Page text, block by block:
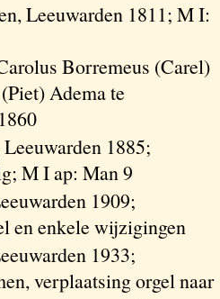
Leeuwarden 1811; M I:
Borremeus (Carel)
Adema te
1885;
M I ap: Man 9
1909;
en enkele wijzigingen
1933;
verplaatsing orgel naar